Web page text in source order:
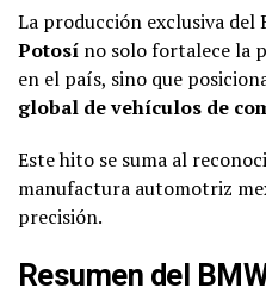
La producción exclusiva del
Potosí no solo fortalece la
en el país, sino que
global de vehículos de
Este hito se suma al
manufactura automotriz
precisión.
Resumen del